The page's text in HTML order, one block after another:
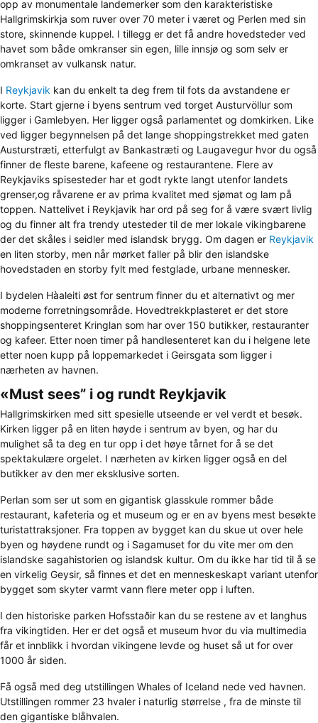
opp av monumentale landemerker som den karakteristiske
Hallgrimskirkja som ruver over 70 meter i været og Perlen med sin
store, skinnende kuppel. I tillegg er det få andre hovedsteder ved
havet som både omkranser sin egen, lille innsjø og som selv er
omkranset av vulkansk natur.
I Reykjavik kan du enkelt ta deg frem til fots da avstandene er
korte. Start gjerne i byens sentrum ved torget Austurvöllur som
ligger i Gamlebyen. Her ligger også parlamentet og domkirken. Like
ved ligger begynnelsen på det lange shoppingstrekket med gaten
Austurstræti, etterfulgt av Bankastræti og Laugavegur hvor du også
finner de fleste barene, kafeene og restaurantene. Flere av
Reykjaviks spisesteder har et godt rykte langt utenfor landets
grenser,og råvarene er av prima kvalitet med sjømat og lam på
toppen. Nattelivet i Reykjavik har ord på seg for å være svært livlig
og du finner alt fra trendy utesteder til de mer lokale vikingbarene
der det skåles i seidler med islandsk brygg. Om dagen er Reykjavik
en liten storby, men når mørket faller på blir den islandske
hovedstaden en storby fylt med festglade, urbane mennesker.
I bydelen Hàaleiti øst for sentrum finner du et alternativt og mer
moderne forretningsområde. Hovedtrekkplasteret er det store
shoppingsenteret Kringlan som har over 150 butikker, restauranter
og kafeer. Etter noen timer på handlesenteret kan du i helgene lete
etter noen kupp på loppemarkedet i Geirsgata som ligger i
nærheten av havnen.
«Must sees” i og rundt Reykjavik
Hallgrimskirken med sitt spesielle utseende er vel verdt et besøk.
Kirken ligger på en liten høyde i sentrum av byen, og har du
mulighet så ta deg en tur opp i det høye tårnet for å se det
spektakulære orgelet. I nærheten av kirken ligger også en del
butikker av den mer eksklusive sorten.
Perlan som ser ut som en gigantisk glasskule rommer både
restaurant, kafeteria og et museum og er en av byens mest besøkte
turistattraksjoner. Fra toppen av bygget kan du skue ut over hele
byen og høydene rundt og i Sagamuset for du vite mer om den
islandske sagahistorien og islandsk kultur. Om du ikke har tid til å se
en virkelig Geysir, så finnes et det en menneskeskapt variant utenfor
bygget som skyter varmt vann flere meter opp i luften.
I den historiske parken Hofsstaðir kan du se restene av et langhus
fra vikingtiden. Her er det også et museum hvor du via multimedia
får et innblikk i hvordan vikingene levde og huset så ut for over
1000 år siden.
Få også med deg utstillingen Whales of Iceland nede ved havnen.
Utstillingen rommer 23 hvaler i naturlig størrelse , fra de minste til
den gigantiske blåhvalen.